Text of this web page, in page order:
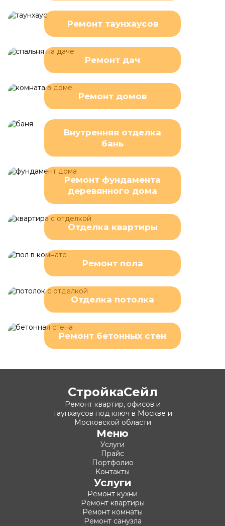
Ремонт таунхаусов
Ремонт дач
Ремонт домов
Внутренняя отделка
бань
Ремонт фундамента
деревянного дома
Отделка квартиры
Ремонт пола
Отделка потолка
Ремонт бетонных стен
СтройкаСейл
Ремонт квартир, офисов и
таунхаусов под ключ в Москве и
Московской области
Меню
Услуги
Прайс
Портфолио
Контакты
Услуги
Ремонт кухни
Ремонт квартиры
Ремонт комнаты
Ремонт санузла